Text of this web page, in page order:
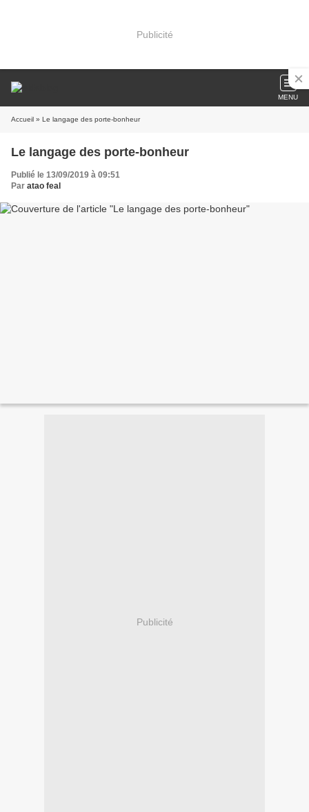
Publicité
MENU
Accueil » Le langage des porte-bonheur
Le langage des porte-bonheur
Publié le 13/09/2019 à 09:51
Par atao feal
Publicité